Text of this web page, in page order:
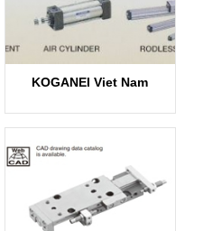
KOGANEI Viet Nam